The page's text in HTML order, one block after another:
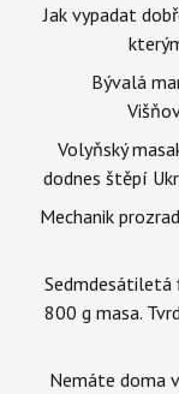
Jak vypadat
Bývalá
Volyňský
dodnes štěpí
Mechanik
Sedmdesátiletá
800 g masa.
Nemáte doma